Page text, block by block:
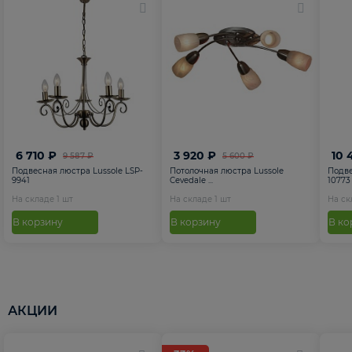
9 587 ₽
6 710 ₽
Подвесная люстра Lussole LSP-
9941
На складе 1 шт
В корзину
5 600 ₽
3 920 ₽
Потолочная люстра Lussole
Cevedale ...
На складе 1 шт
В корзину
10
10773
На
В
АКЦИИ